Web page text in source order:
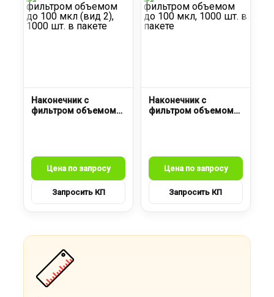
Наконечник с
фильтром объемом
Наконечник с
фильтром объемом